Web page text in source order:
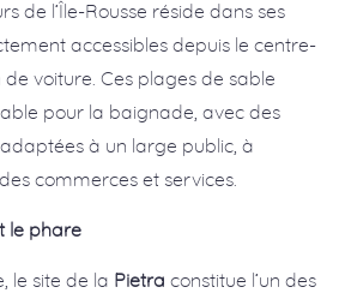
de l’Île-Rousse réside dans ses
accessibles depuis le centre-
de voiture. Ces plages de sable
pour la baignade, avec des
à un large public, à
commerces et services.
le phare
le site de la Pietra constitue l’un des